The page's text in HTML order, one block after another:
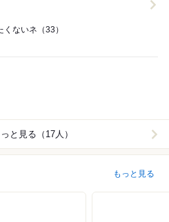
くないネ （33）
と見る（17人）
もっと見る